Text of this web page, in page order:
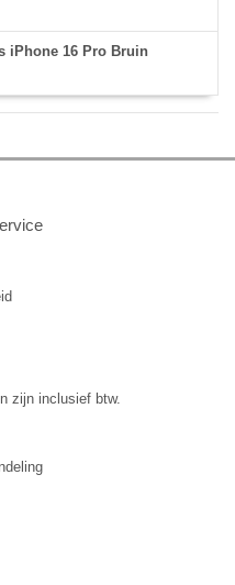
iPhone 16 Pro Bruin
zijn inclusief btw.